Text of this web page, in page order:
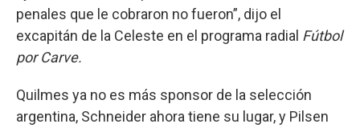
penales que le cobraron no fueron”, dijo el
excapitán de la Celeste en el programa radial Fútbol
por Carve.
Quilmes ya no es más sponsor de la selección
argentina, Schneider ahora tiene su lugar, y Pilsen